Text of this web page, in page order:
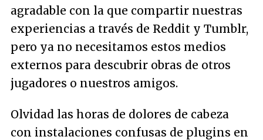
agradable con la que compartir nuestras
experiencias a través de Reddit y Tumblr,
pero ya no necesitamos estos medios
externos para descubrir obras de otros
jugadores o nuestros amigos.
Olvidad las horas de dolores de cabeza
con instalaciones confusas de plugins en